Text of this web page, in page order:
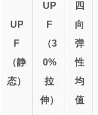
UP
F
（静
态）
UP
F
（3
0%
拉
伸）
四
向
弹
性
均
值